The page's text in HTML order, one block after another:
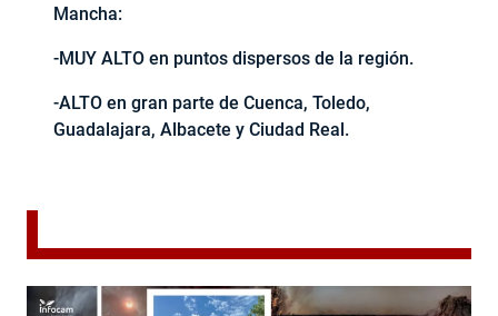
Mancha:
-MUY ALTO en puntos dispersos de la región.
-ALTO en gran parte de Cuenca, Toledo,
Guadalajara, Albacete y Ciudad Real.